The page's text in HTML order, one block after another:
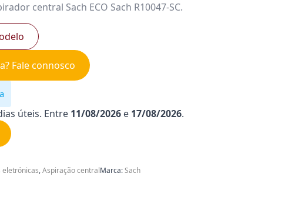
central Sach ECO Sach R10047-SC.
Fale connosco
úteis. Entre 11/08/2026 e 17/08/2026.
eletrónicas,Aspiração centralMarca:Sach